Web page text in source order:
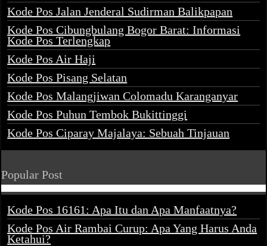
Kode Pos Jalan Jenderal Sudirman Balikpapan
Kode Pos Cibungbulang Bogor Barat: Informasi
Kode Pos Terlengkap
Kode Pos Air Haji
Kode Pos Pisang Selatan
Kode Pos Malangjiwan Colomadu Karanganyar
Kode Pos Puhun Tembok Bukittinggi
Kode Pos Ciparay Majalaya: Sebuah Tinjauan
Popular Post
Kode Pos 16161: Apa Itu dan Apa Manfaatnya?
Kode Pos Air Rambai Curup: Apa Yang Harus Anda
Ketahui?